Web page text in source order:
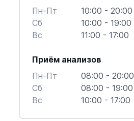
Пн-Пт
10:00 - 20:00
Cб
10:00 - 19:00
Вс
11:00 - 17:00
Приём анализов
Пн-Пт
08:00 - 20:00
Cб
08:00 - 19:00
Вс
10:00 - 17:00